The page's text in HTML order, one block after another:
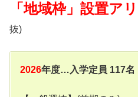
「地域枠」設置アリ
抜)
2026年度…入学定員 117名